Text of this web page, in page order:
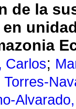
de la
Carlos;
Torres-